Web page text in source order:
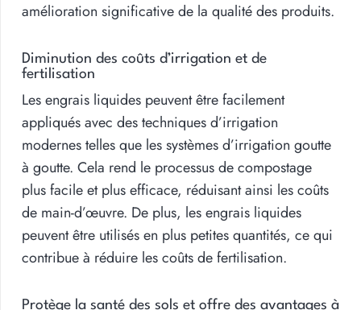
amélioration significative de la qualité des produits.
Diminution des coûts d’irrigation et de
fertilisation
Les engrais liquides peuvent être facilement
appliqués avec des techniques d’irrigation
modernes telles que les systèmes d’irrigation goutte
à goutte. Cela rend le processus de compostage
plus facile et plus efficace, réduisant ainsi les coûts
de main-d’œuvre. De plus, les engrais liquides
peuvent être utilisés en plus petites quantités, ce qui
contribue à réduire les coûts de fertilisation.
Protège la santé des sols et offre des avantages à